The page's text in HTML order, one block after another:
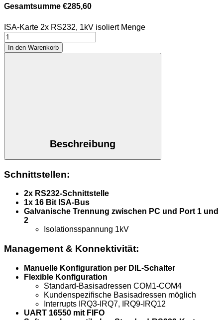
Gesamtsumme €285,60
ISA-Karte 2x RS232, 1kV isoliert Menge
In den Warenkorb
Beschreibung
Schnittstellen:
2x RS232-Schnittstelle
1x 16 Bit ISA-Bus
Galvanische Trennung zwischen PC und Port 1 und
2
Isolationsspannung 1kV
Management & Konnektivität:
Manuelle Konfiguration per DIL-Schalter
Flexible Konfiguration
Standard-Basisadressen COM1-COM4
Kundenspezifische Basisadressen möglich
Interrupts IRQ3-IRQ7, IRQ9-IRQ12
UART 16550 mit FIFO